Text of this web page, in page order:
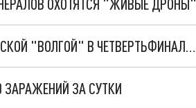
ОХОТЯТСЯ "ЖИВЫЕ ДРОНЫ"
ПЕТЕРБУРГСКИЙ "ЗЕНИТ" ЛЕГКО РАЗДЕЛАЛСЯ С УЛЬЯНОВСКОЙ "ВОЛГОЙ" В ЧЕТВЕРТЬФИНАЛЕ КУБКА РОССИИ
ЗАРАЖЕНИЙ ЗА СУТКИ